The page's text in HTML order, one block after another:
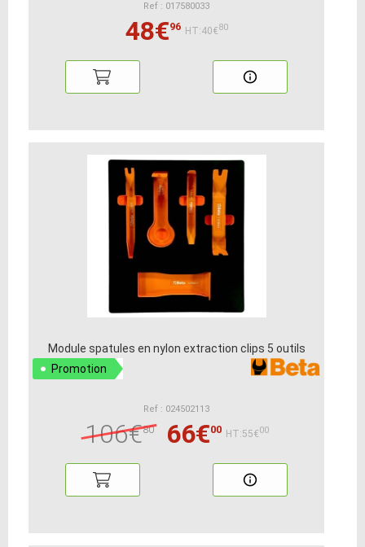
Ref : 017580033
48€96 HT:40€80
Module spatules en nylon extraction clips 5 outils
Promotion
Ref : 024502113
106€80 66€00 HT:55€00